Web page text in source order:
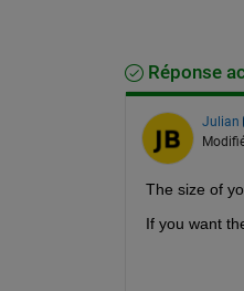
Réponse
Julian
The size of
If you want